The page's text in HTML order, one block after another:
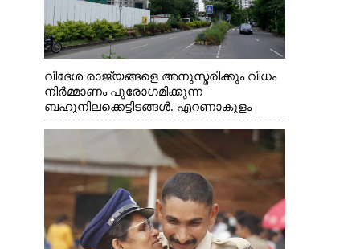
വിദേശ രാജ്യങ്ങളെ അനുസ്മരിക്കും വിധം
നിർമ്മാണം പുരോഗമിക്കുന്ന
ബഹുനിലക്കെട്ടിടങ്ങൾ. എറണാകുളം
ചാത്യാത്ത് റോഡിൽ നിന്നുള്ള കാഴ്ച